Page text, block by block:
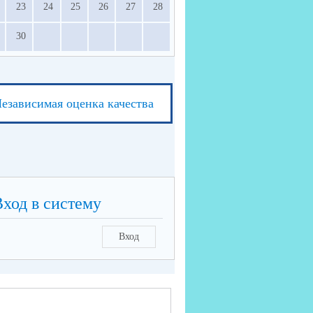
23 24 25 26 27 28
30
оценка качества
в систему
Вход